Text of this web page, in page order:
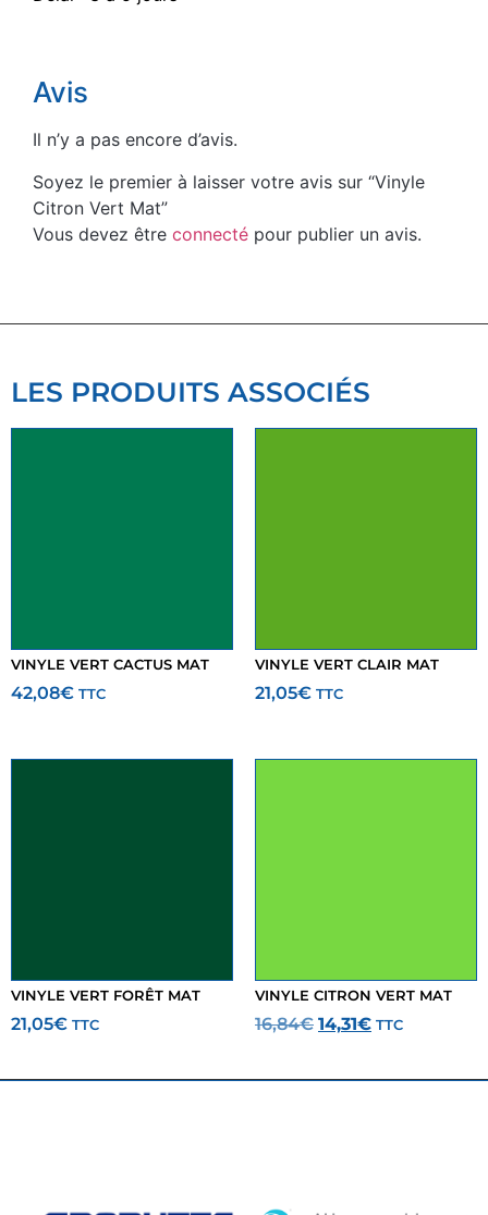
Avis
Il n’y a pas encore d’avis.
Soyez le premier à laisser votre avis sur “Vinyle
Citron Vert Mat”
Vous devez être connecté pour publier un avis.
LES PRODUITS ASSOCIÉS
VINYLE VERT CACTUS MAT
42,08€ TTC
VINYLE VERT CLAIR MAT
21,05€ TTC
VINYLE VERT FORÊT MAT
21,05€ TTC
VINYLE CITRON VERT MAT
16,84€ 14,31€ TTC